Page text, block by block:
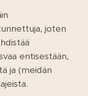
joten
entisestään,
ja (meidän